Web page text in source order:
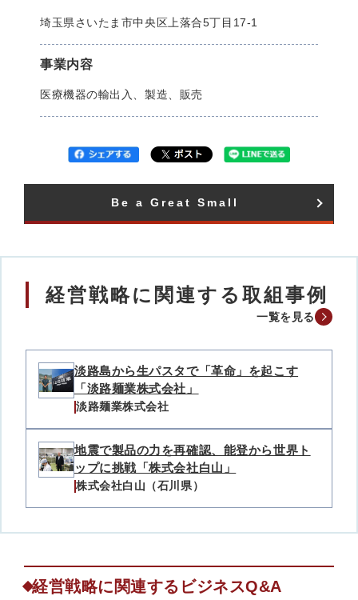
埼玉県さいたま市中央区上落合5丁目17-1
事業内容
医療機器の輸出入、製造、販売
Be a Great Small​
経営戦略に関連する取組事例
一覧を見る
淡路島から生パスタで「革命」を起こす
「淡路麺業株式会社」
淡路麺業株式会社
地震で製品の力を再確認、能登から世界ト
ップに挑戦「株式会社白山」
株式会社白山（石川県）
経営戦略に関連するビジネスQ&A